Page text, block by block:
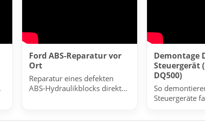
Ford ABS-Reparatur vor
Ort
Reparatur eines defekten
ABS-Hydraulikblocks direkt
Demontage
Steuergerät
DQ500)
So
Steuergeräte